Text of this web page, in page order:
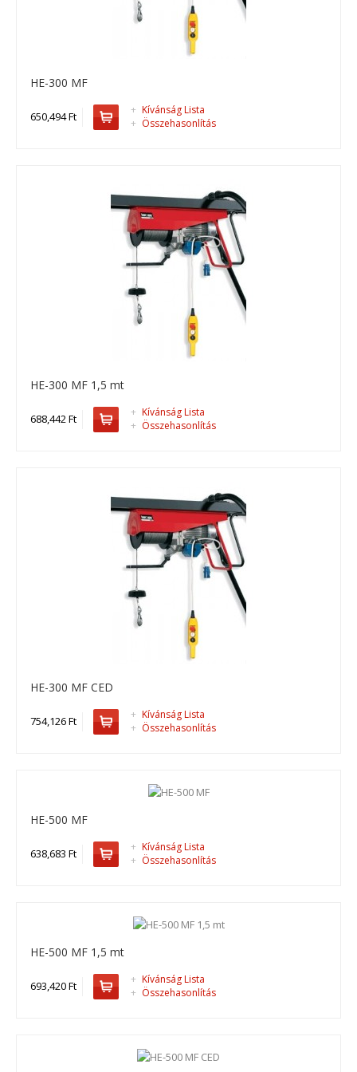
HE-200 VELOCE, drótköteles emelő ..
534,797 Ft
Add to compare
Add to wishlist
HE-235, drótköteles emelő ..
602,361 Ft
+Add to compare
+Add to wishlist
HE-300 MF
650,494 Ft + Kívánság Lista
+ Összehasonlítás
HE-300 MF 1,5 mt
688,442 Ft + Kívánság Lista
+ Összehasonlítás
HE-300 MF CED
754,126 Ft + Kívánság Lista
+ Összehasonlítás
HE-500 MF
638,683 Ft + Kívánság Lista
+ Összehasonlítás
HE-500 MF 1,5 mt
693,420 Ft + Kívánság Lista
+ Összehasonlítás